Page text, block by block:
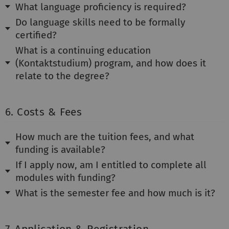
What language proficiency is required?
Do language skills need to be formally
certified?
What is a continuing education
(Kontaktstudium) program, and how does it
relate to the degree?
6. Costs & Fees
How much are the tuition fees, and what
funding is available?
If I apply now, am I entitled to complete all
modules with funding?
What is the semester fee and how much is it?